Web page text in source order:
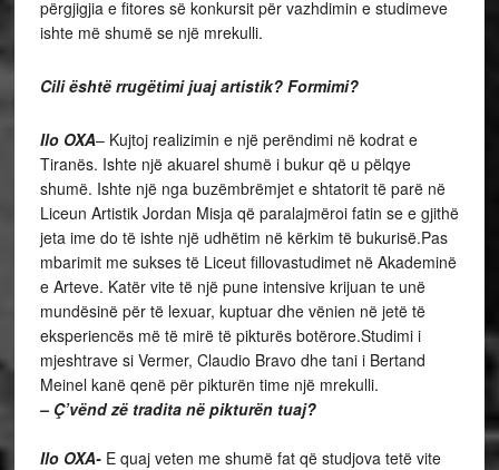
përgjigjia e fitores së konkursit për vazhdimin e studimeve
ishte më shumë se një mrekulli.
Cili është rrugëtimi juaj artistik? Formimi?
Ilo OXA– Kujtoj realizimin e një perëndimi në kodrat e
Tiranës. Ishte një akuarel shumë i bukur që u pëlqye
shumë. Ishte një nga buzëmbrëmjet e shtatorit të parë në
Liceun Artistik Jordan Misja që paralajmëroi fatin se e gjithë
jeta ime do të ishte një udhëtim në kërkim të bukurisë.Pas
mbarimit me sukses të Liceut fillovastudimet në Akademinë
e Arteve. Katër vite të një pune intensive krijuan te unë
mundësinë për të lexuar, kuptuar dhe vënien në jetë të
eksperiencës më të mirë të pikturës botërore.Studimi i
mjeshtrave si Vermer, Claudio Bravo dhe tani i Bertand
Meinel kanë qenë për pikturën time një mrekulli.
– Ç’vënd zë tradita në pikturën tuaj?
Ilo OXA-E quaj veten me shumë fat që studjova tetë vite